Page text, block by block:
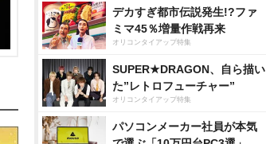
デカすぎ都市伝説発生!?ファ
ミマ45％増量作戦再来
オリコンタイアップ特集
SUPER★DRAGON、自ら描い
た”レトロフューチャー”
オリコンタイアップ特集
パソコンメーカー社員が本気